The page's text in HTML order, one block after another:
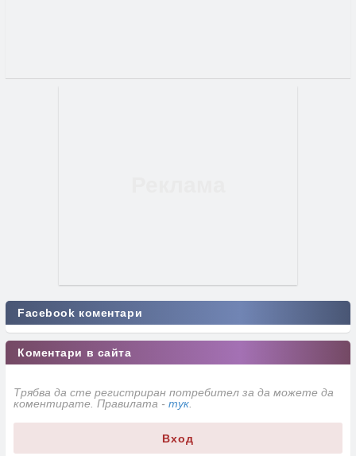
Facebook коментари
Коментари в сайта
Трябва да сте регистриран потребител за да можете да
коментирате. Правилата - тук
Вход